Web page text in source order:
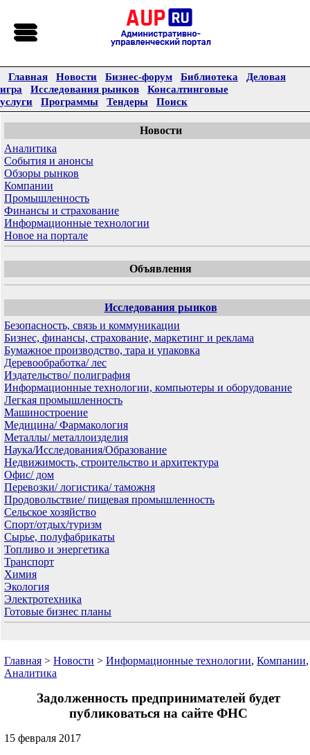
Главная Новости Бизнес-форум Библиотека
Деловая
игра
Исследования рынков
Консалтинговые
услуги
Программы Тендеры Поиск
Новости
Аналитика
События и анонсы
Обзоры рынков
Компании
Промышленность
Финансы и страхование
Информационные технологии
Новое на портале
Объявления
Исследования рынков
Безопасность, связь и коммуникации
Бизнес, финансы, страхование, маркетинг и реклама
Бумажное производство, тара и упаковка
Деревообработка/ лес
Издательство/ полиграфия
Информационные технологии, компьютеры и оборудование
Легкая промышленность
Машиностроение
Медицина/ Фармакология
Металлы/ металлоизделия
Наука/Исследования/Образование
Недвижимость, строительство и архитектура
Офис/ дом
Перевозки/ логистика/ таможня
Продовольствие/ пищевая промышленность
Сельское хозяйство
Спорт/отдых/туризм
Сырье, полуфабрикаты
Топливо и энергетика
Транспорт
Химия
Экология
Электротехника
Готовые бизнес планы
Главная > Новости > Информационные технологии, Компании,
Аналитика
Задолженность предпринимателей будет
публиковаться на сайте ФНС
15 февраля 2017